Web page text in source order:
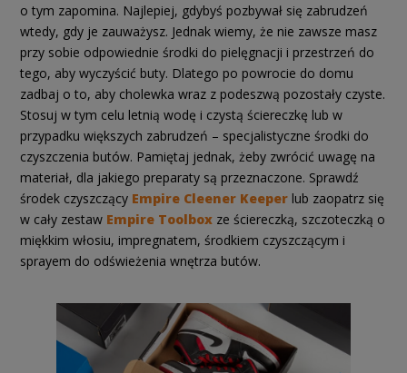
o tym zapomina. Najlepiej, gdybyś pozbywał się zabrudzeń
wtedy, gdy je zauważysz. Jednak wiemy, że nie zawsze masz
przy sobie odpowiednie środki do pielęgnacji i przestrzeń do
tego, aby wyczyścić buty. Dlatego po powrocie do domu
zadbaj o to, aby cholewka wraz z podeszwą pozostały czyste.
Stosuj w tym celu letnią wodę i czystą ściereczkę lub w
przypadku większych zabrudzeń – specjalistyczne środki do
czyszczenia butów. Pamiętaj jednak, żeby zwrócić uwagę na
materiał, dla jakiego preparaty są przeznaczone. Sprawdź
środek czyszczący Empire Cleener Keeper lub zaopatrz się
w cały zestaw Empire Toolbox ze ściereczką, szczoteczką o
miękkim włosiu, impregnatem, środkiem czyszczącym i
sprayem do odświeżenia wnętrza butów.